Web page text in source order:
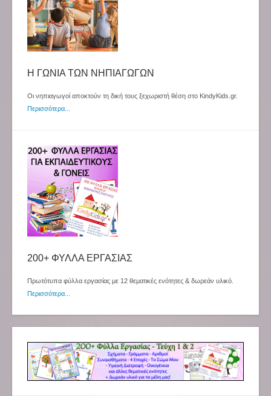
Η ΓΩΝΙΑ ΤΩΝ ΝΗΠΙΑΓΩΓΩΝ
Οι νηπιαγωγοί αποκτούν τη δική τους ξεχωριστή θέση στο KindyKids.gr.
Περισσότερα...
200+ ΦΥΛΛΑ ΕΡΓΑΣΙΑΣ
Πρωτότυπα φύλλα εργασίας με 12 θεματικές ενότητες & δωρεάν υλικό.
Περισσότερα...